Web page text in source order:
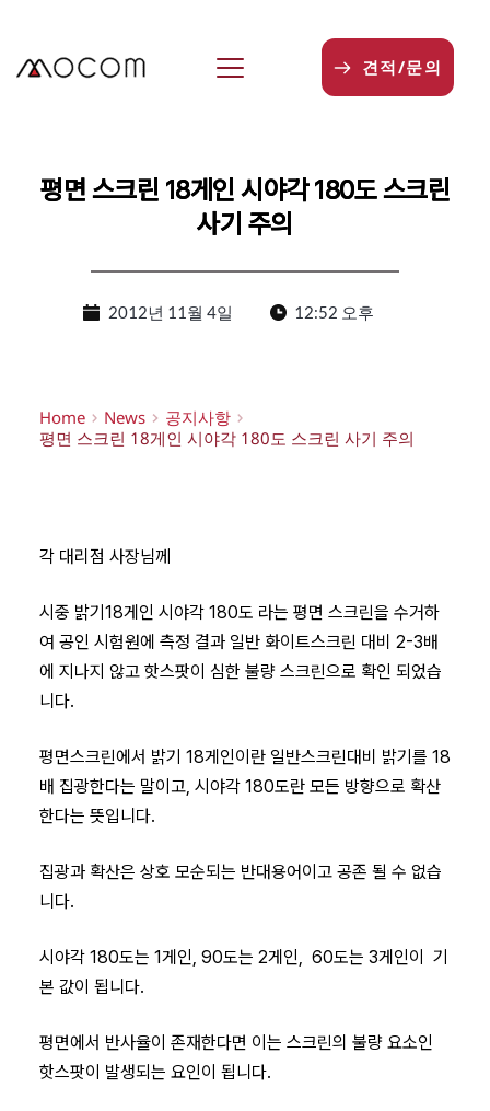
견적/문의
평면 스크린 18게인 시야각 180도 스크린
사기 주의
2012년 11월 4일 12:52 오후
Home News
공지사항
평면 스크린 18게인 시야각 180도 스크린 사기 주의
각 대리점 사장님께
시중 밝기18게인 시야각 180도 라는 평면 스크린을 수거하
여 공인 시험원에 측정 결과 일반 화이트스크린 대비 2-3배
에 지나지 않고 핫스팟이 심한 불량 스크린으로 확인 되었습
니다.
평면스크린에서 밝기 18게인이란 일반스크린대비 밝기를 18
배 집광한다는 말이고, 시야각 180도란 모든 방향으로 확산
한다는 뜻입니다.
집광과 확산은 상호 모순되는 반대용어이고 공존 될 수 없습
니다.
시야각 180도는 1게인, 90도는 2게인, 60도는 3게인이 기
본 값이 됩니다.
평면에서 반사율이 존재한다면 이는 스크린의 불량 요소인
핫스팟이 발생되는 요인이 됩니다.